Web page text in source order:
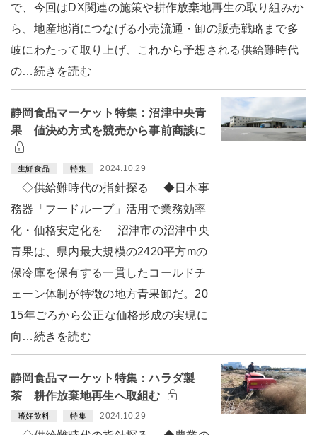
で、今回はDX関連の施策や耕作放棄地再生の取り組みか
ら、地産地消につなげる小売流通・卸の販売戦略まで多
岐にわたって取り上げ、これから予想される供給難時代
の…続きを読む
静岡食品マーケット特集：沼津中央青
果 値決め方式を競売から事前商談に
生鮮食品 特集 2024.10.29
◇供給難時代の指針探る ◆日本事
務器「フードループ」活用で業務効率
化・価格安定化を 沼津市の沼津中央
青果は、県内最大規模の2420平方mの
保冷庫を保有する一貫したコールドチ
ェーン体制が特徴の地方青果卸だ。20
15年ごろから公正な価格形成の実現に
向…続きを読む
静岡食品マーケット特集：ハラダ製
茶 耕作放棄地再生へ取組む
嗜好飲料 特集 2024.10.29